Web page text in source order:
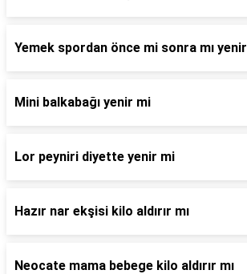
Yemek spordan önce mi sonra mı yenir
Mini balkabağı yenir mi
Lor peyniri diyette yenir mi
Hazır nar ekşisi kilo aldırır mı
Neocate mama bebege kilo aldırır mı